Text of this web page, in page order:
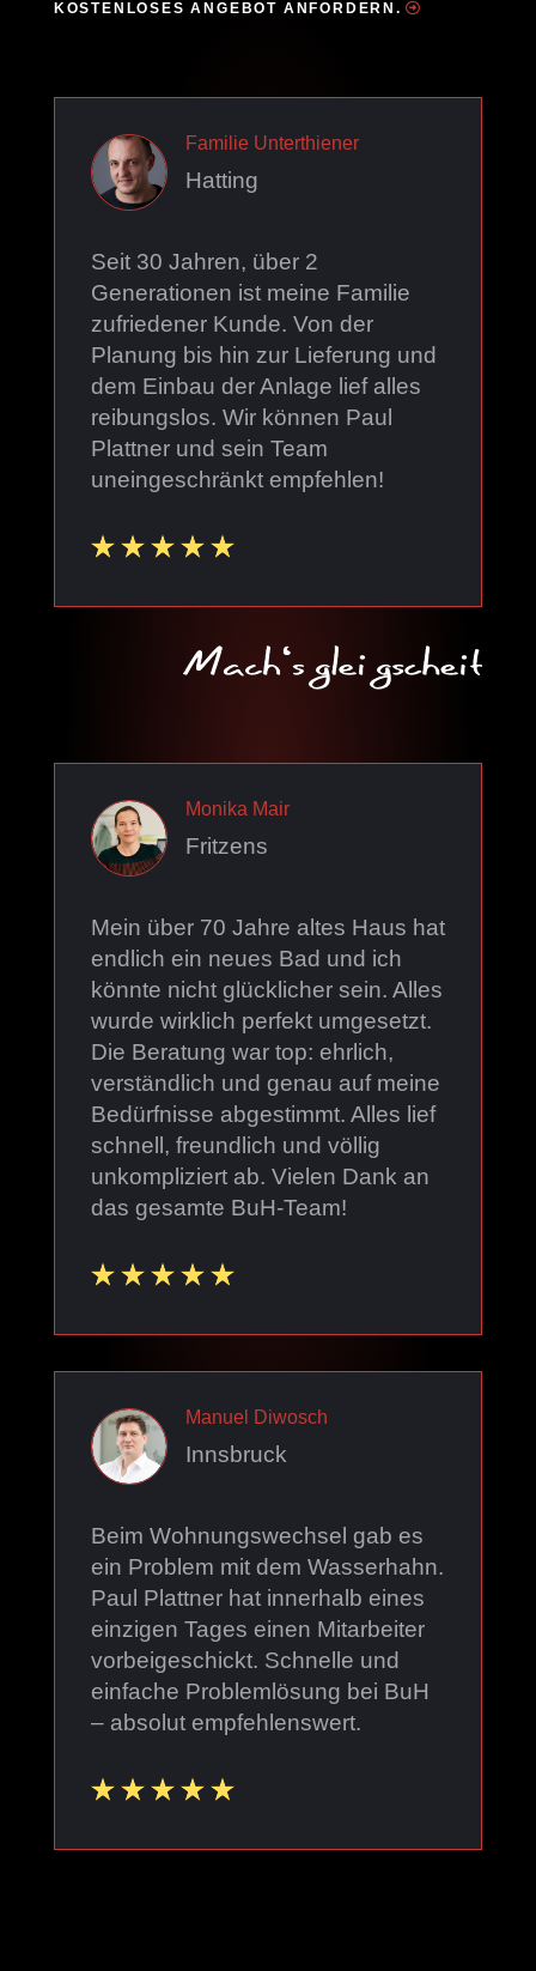
KOSTENLOSES ANGEBOT ANFORDERN.
Familie Unterthiener
Hatting
Seit 30 Jahren, über 2
Generationen ist meine Familie
zufriedener Kunde. Von der
Planung bis hin zur Lieferung und
dem Einbau der Anlage lief alles
reibungslos. Wir können Paul
Plattner und sein Team
uneingeschränkt empfehlen!
Monika Mair
Fritzens
Mein über 70 Jahre altes Haus hat
endlich ein neues Bad und ich
könnte nicht glücklicher sein. Alles
wurde wirklich perfekt umgesetzt.
Die Beratung war top: ehrlich,
verständlich und genau auf meine
Bedürfnisse abgestimmt. Alles lief
schnell, freundlich und völlig
unkompliziert ab. Vielen Dank an
das gesamte BuH-Team!
Manuel Diwosch
Innsbruck
Beim Wohnungswechsel gab es
ein Problem mit dem Wasserhahn.
Paul Plattner hat innerhalb eines
einzigen Tages einen Mitarbeiter
vorbeigeschickt. Schnelle und
einfache Problemlösung bei BuH
– absolut empfehlenswert.